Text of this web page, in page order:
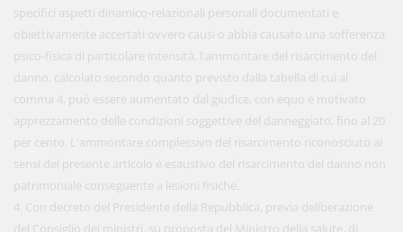
specifici aspetti dinamico-relazionali personali documentati e
obiettivamente accertati ovvero causi o abbia causato una sofferenza
psico-fisica di particolare intensità, l'ammontare del risarcimento del
danno, calcolato secondo quanto previsto dalla tabella di cui al
comma 4, può essere aumentato dal giudice, con equo e motivato
apprezzamento delle condizioni soggettive del danneggiato, fino al 20
per cento. L'ammontare complessivo del risarcimento riconosciuto ai
sensi del presente articolo è esaustivo del risarcimento del danno non
patrimoniale conseguente a lesioni fisiche.
4. Con decreto del Presidente della Repubblica, previa deliberazione
del Consiglio dei ministri, su proposta del Ministro della salute, di